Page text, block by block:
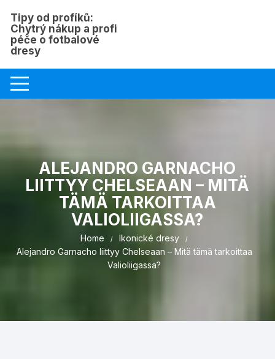
content
Tipy od profíků:
Chytrý nákup a profi
péče o fotbalové
dresy
ALEJANDRO GARNACHO
LIITTYY CHELSEAAN – MITÄ
TÄMÄ TARKOITTAA
VALIOLIIGASSA?
Home
Ikonické dresy
Alejandro Garnacho liittyy Chelseaan – Mitä tämä tarkoittaa
Valioliigassa?